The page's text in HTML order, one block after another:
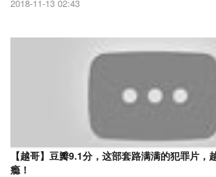
2018-11-13 02:43
【越哥】豆瓣9.1分，这部套路满满的犯罪片，
瘾！